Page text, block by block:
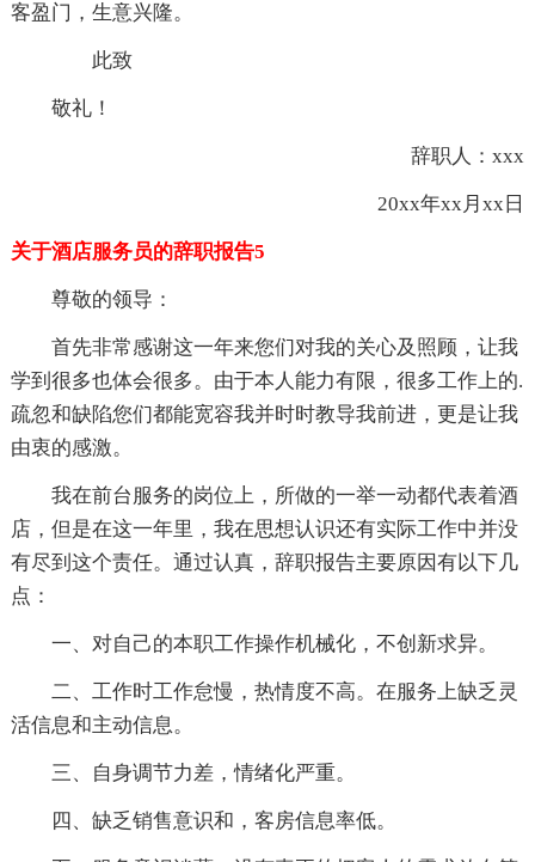
客盈门，生意兴隆。
此致
敬礼！
辞职人：xxx
20xx年xx月xx日
关于酒店服务员的辞职报告5
尊敬的领导：
首先非常感谢这一年来您们对我的关心及照顾，让我
学到很多也体会很多。由于本人能力有限，很多工作上的.
疏忽和缺陷您们都能宽容我并时时教导我前进，更是让我
由衷的感激。
我在前台服务的岗位上，所做的一举一动都代表着酒
店，但是在这一年里，我在思想认识还有实际工作中并没
有尽到这个责任。通过认真，辞职报告主要原因有以下几
点：
一、对自己的本职工作操作机械化，不创新求异。
二、工作时工作怠慢，热情度不高。在服务上缺乏灵
活信息和主动信息。
三、自身调节力差，情绪化严重。
四、缺乏销售意识和，客房信息率低。